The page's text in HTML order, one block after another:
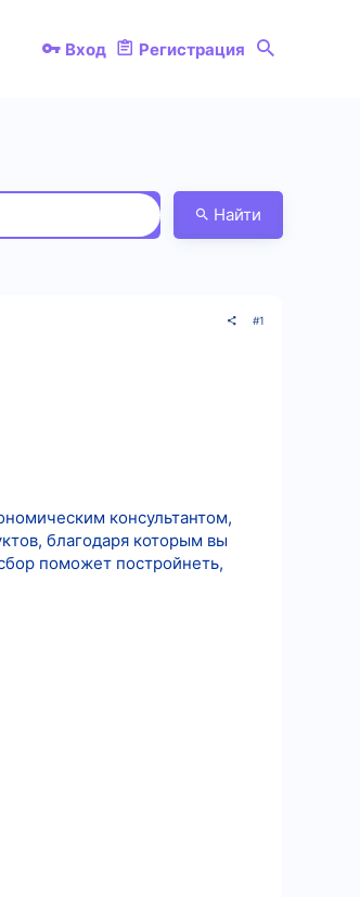
Вход Регистрация
Найти
#1
консультантом,
благодаря которым вы
поможет постройнеть,